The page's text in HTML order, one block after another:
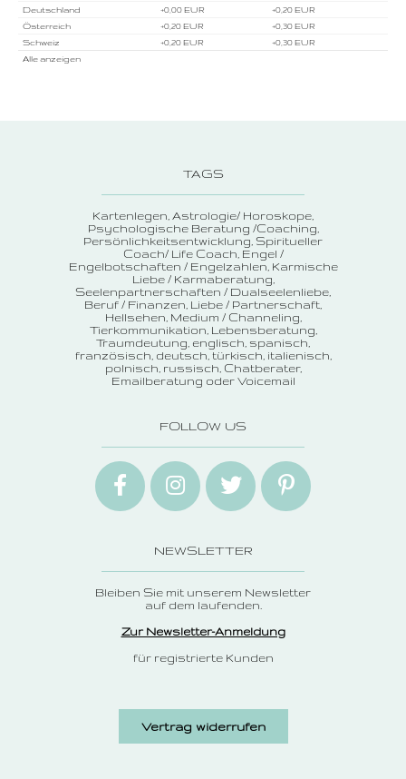
Deutschland
+0,00 EUR
+0,20 EUR
Österreich
+0,20 EUR
+0,30 EUR
Schweiz
+0,20 EUR
+0,30 EUR
Alle anzeigen
TAGS
Kartenlegen Astrologie/ Horoskope
Psychologische Beratung /Coaching
Persönlichkeitsentwicklung Spiritueller
Coach/ Life Coach Engel /
Engelbotschaften / Engelzahlen Karmische
Liebe / Karmaberatung
Seelenpartnerschaften / Dualseelenliebe
Beruf / Finanzen Liebe / Partnerschaft
Hellsehen Medium / Channeling
Tierkommunikation Lebensberatung
Traumdeutung englisch, spanisch,
französisch, deutsch, türkisch, italienisch,
polnisch, russisch Chatberater
Emailberatung oder Voicemail
FOLLOW US
NEWSLETTER
Bleiben Sie mit unserem Newsletter
auf dem laufenden.
Zur Newsletter-Anmeldung
für registrierte Kunden
Vertrag widerrufen